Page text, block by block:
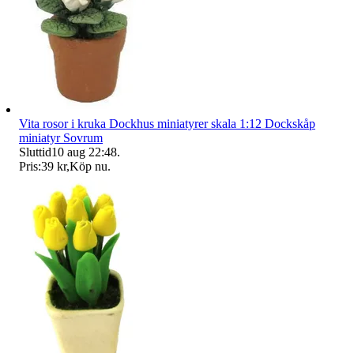
Vita rosor i kruka Dockhus miniatyrer skala 1:12 Dockskåp
miniatyr Sovrum
Sluttid10 aug 22:48.
Pris:39 kr,Köp nu.